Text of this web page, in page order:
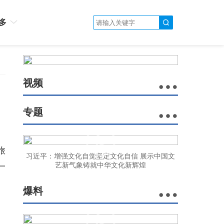
视频
专题
习近平：增强文化自觉坚定文化自信 展示中国文
艺新气象铸就中华文化新辉煌
爆料